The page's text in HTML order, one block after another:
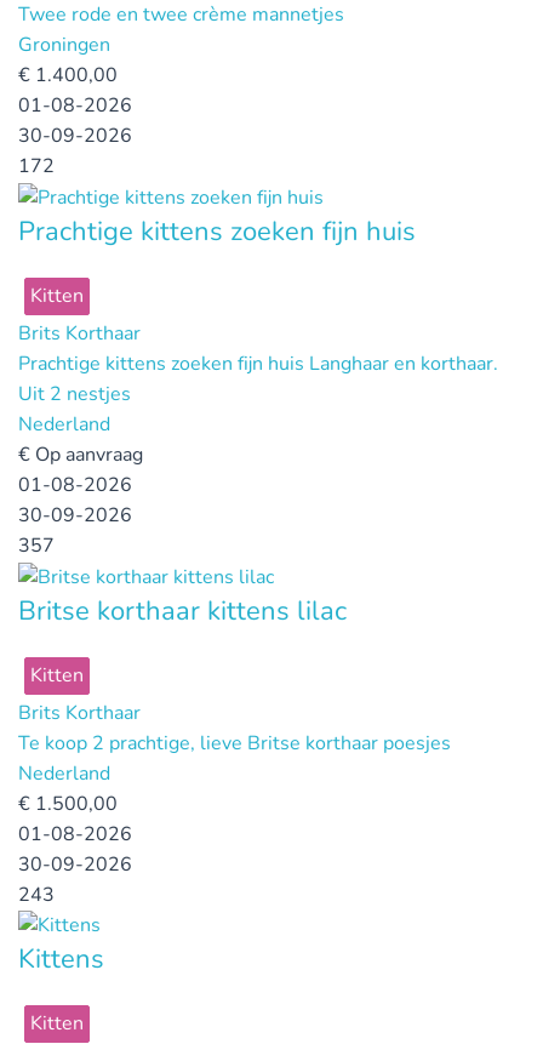
Twee rode en twee crème mannetjes
Groningen
€ 1.400,00
01-08-2026
30-09-2026
172
Prachtige kittens zoeken fijn huis
Kitten
Brits Korthaar
Prachtige kittens zoeken fijn huis Langhaar en korthaar.
Uit 2 nestjes
Nederland
€ Op aanvraag
01-08-2026
30-09-2026
357
Britse korthaar kittens lilac
Kitten
Brits Korthaar
Te koop 2 prachtige, lieve Britse korthaar poesjes
Nederland
€ 1.500,00
01-08-2026
30-09-2026
243
Kittens
Kitten